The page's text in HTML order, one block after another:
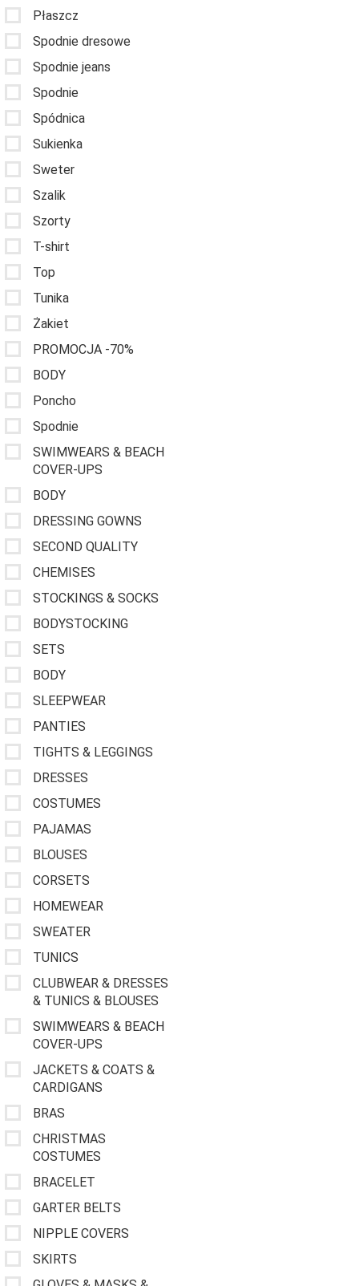
Płaszcz
Spodnie dresowe
Spodnie jeans
Spodnie
Spódnica
Sukienka
Sweter
Szalik
Szorty
T-shirt
Top
Tunika
Żakiet
PROMOCJA -70%
BODY
Poncho
Spodnie
SWIMWEARS & BEACH
COVER-UPS
BODY
DRESSING GOWNS
SECOND QUALITY
CHEMISES
STOCKINGS & SOCKS
BODYSTOCKING
SETS
BODY
SLEEPWEAR
PANTIES
TIGHTS & LEGGINGS
DRESSES
COSTUMES
PAJAMAS
BLOUSES
CORSETS
HOMEWEAR
SWEATER
TUNICS
CLUBWEAR & DRESSES
& TUNICS & BLOUSES
SWIMWEARS & BEACH
COVER-UPS
JACKETS & COATS &
CARDIGANS
BRAS
CHRISTMAS
COSTUMES
BRACELET
GARTER BELTS
NIPPLE COVERS
SKIRTS